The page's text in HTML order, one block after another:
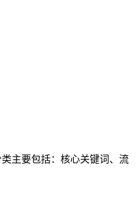
主要包括：核心关键词、流